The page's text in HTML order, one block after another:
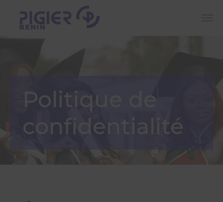
Politique de
confidentialité